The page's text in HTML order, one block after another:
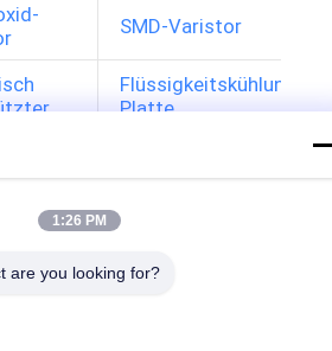
SMD-Varistor
Flüssigkeitskühlungs-
Platte
Temperaturfühler
Rückstellbare
PPTC
1:26 PM
are you looking for?